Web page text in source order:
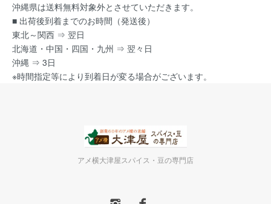
沖縄県は送料無料対象外とさせていただきます。
■ 出荷後到着までのお時間（発送後）
東北～関西 ⇒ 翌日
北海道・中国・四国・九州 ⇒ 翌々日
沖縄 ⇒ 3日
※時間指定等により到着日が変る場合がございます。
アメ横大津屋スパイス・豆の専門店